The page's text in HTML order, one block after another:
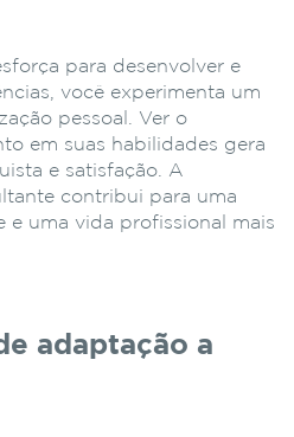
para desenvolver e
você experimenta um
pessoal. Ver o
em suas habilidades gera
e satisfação. A
contribui para uma
e uma vida profissional mais
adaptação a